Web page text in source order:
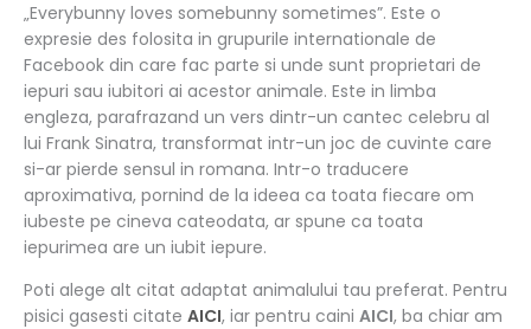
„Everybunny loves somebunny sometimes”. Este o
expresie des folosita in grupurile internationale de
Facebook din care fac parte si unde sunt proprietari de
iepuri sau iubitori ai acestor animale. Este in limba
engleza, parafrazand un vers dintr-un cantec celebru al
lui Frank Sinatra, transformat intr-un joc de cuvinte care
si-ar pierde sensul in romana. Intr-o traducere
aproximativa, pornind de la ideea ca toata fiecare om
iubeste pe cineva cateodata, ar spune ca toata
iepurimea are un iubit iepure.
Poti alege alt citat adaptat animalului tau preferat. Pentru
pisici gasesti citate AICI, iar pentru caini AICI, ba chiar am